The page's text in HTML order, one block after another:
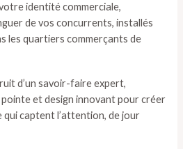
identité commerciale,
de vos concurrents, installés
les quartiers commerçants de
d’un savoir-faire expert,
et design innovant pour créer
qui captent l’attention, de jour